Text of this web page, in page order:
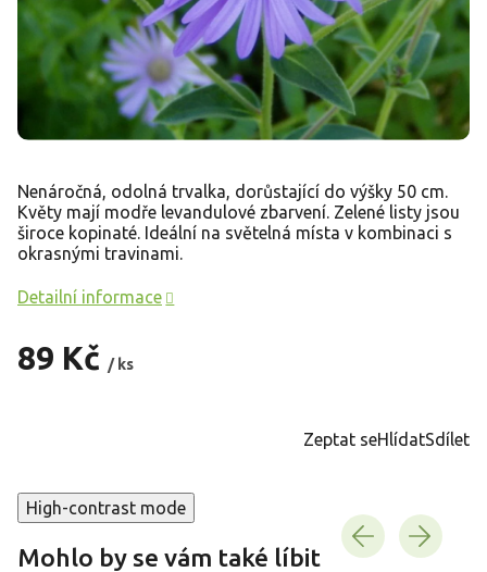
89 Kč / ks
Nenáročná, odolná trvalka, dorůstající do výšky 50 cm.
Květy mají modře levandulové zbarvení. Zelené listy jsou
široce kopinaté. Ideální na světelná místa v kombinaci s
okrasnými travinami.
Detailní informace
Zeptat seHlídatSdílet
High-contrast mode
Mohlo by se vám také líbit